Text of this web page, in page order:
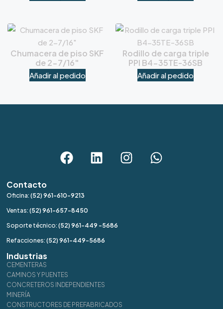
Chumacera de piso SKF
de 2-7/16″
Añadir al pedido
Rodillo de carga triple
PPI B4-35TE-36SB
Añadir al pedido
Contacto
Oficina:(52) 961-610-9213
Ventas:(52) 961-657-8450
Soporte técnico:(52) 961-449 -5686
Refacciones:(52) 961-449-5686
Industrias
CEMENTERAS
CAMINOS Y PUENTES
CONCRETEROS INDEPENDIENTES
MINERÍA
CONSTRUCTORES DE PREFABRICADOS